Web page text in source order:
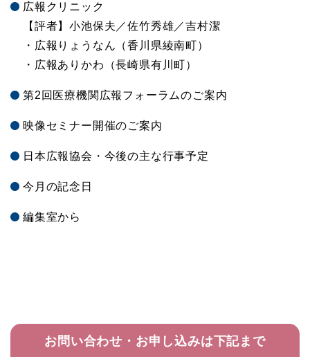
広報クリニック
【評者】小池保夫／佐竹秀雄／吉村潔
・広報りょうなん（香川県綾南町）
・広報ありかわ（長崎県有川町）
第2回医療機関広報フォーラムのご案内
映像セミナー開催のご案内
日本広報協会・今後の主な行事予定
今月の記念日
編集室から
お問い合わせ・お申し込みは下記まで